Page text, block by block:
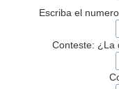
Escriba el
Conteste: ¿La